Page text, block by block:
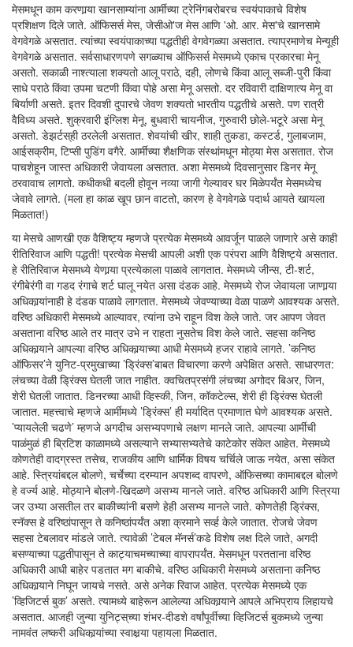
मेसमधून काम करणार्‍या खानसाम्यांना आर्मीच्या ट्रेनिंगबरोबरच स्वयंपाकाचे विशेष
प्रशिक्षण दिले जाते. ऑफिसर्स मेस, जेसीओ'ज मेस आणि 'ओ. आर. मेस'चे खानसामे
वेगवेगळे असतात. त्यांच्या स्वयंपाकाच्या पद्धतीही वेगवेगळ्या असतात. त्याप्रमाणेच मेन्यूही
वेगवेगळे असतात. सर्वसाधारणपणे सगळ्याच ऑफिसर्स मेसमध्ये एकाच प्रकारचा मेनू
असतो. सकाळी नाश्त्याला शक्यतो आलू पराठे, दही, लोणचे किंवा आलू सब्जी-पुरी किंवा
साधे पराठे किंवा उपमा चटणी किंवा पोहे असा मेनू असतो. दर रविवारी दाक्षिणात्य मेनू वा
बिर्याणी असते. इतर दिवशी दुपारचे जेवण शक्यतो भारतीय पद्धतीचे असते. पण रात्री
वैविध्य असते. शुक्रवारी इंग्लिश मेनू, बुधवारी चायनीज, गुरुवारी छोले-भटूरे असा मेनू
असतो. डेझर्टस्‌ही ठरलेली असतात. शेवयांची खीर, शाही तुकडा, कस्टर्ड, गुलाबजाम,
आईसक्रीम, टिप्सी पुडिंग वगैरे. आर्मीच्या शैक्षणिक संस्थांमधून मोठ्या मेस असतात. रोज
पाचशेहून जास्त अधिकारी जेवायला असतात. अशा मेसमध्ये दिवसानुसार डिनर मेनू
ठरवावाच लागतो. कधीकधी बदली होवून नव्या जागी गेल्यावर घर मिळेपर्यंत मेसमध्येच
जेवावे लागते. (मला हा काळ खूप छान वाटतो, कारण हे वेगवेगळे पदार्थ आयते खायला
मिळतात!)
या मेसचे आणखी एक वैशिष्ट्य म्हणजे प्रत्येक मेसमध्ये आवर्जून पाळले जाणारे असे काही
रीतिरिवाज आणि पद्धती! प्रत्येक मेसची आपली अशी एक परंपरा आणि वैशिष्ट्ये असतात.
हे रीतिरिवाज मेसमध्ये येणार्‍या प्रत्येकाला पाळावे लागतात. मेसमध्ये जीन्स, टी-शर्ट,
रंगीबेरंगी वा गडद रंगाचे शर्ट घालू नयेत असा दंडक आहे. मेसमध्ये रोज जेवायला जाणार्‍या
अधिकार्‍यांनाही हे दंडक पाळावे लागतात. मेसमध्ये जेवण्याच्या वेळा पाळणे आवश्यक असते.
वरिष्ठ अधिकारी मेसमध्ये आल्यावर, त्यांना उभे राहून विश केले जाते. जर आपण जेवत
असताना वरिष्ठ आले तर मात्र उभे न राहता नुसतेच विश केले जाते. सहसा कनिष्ठ
अधिकार्‍याने आपल्या वरिष्ठ अधिकार्‍याच्या आधी मेसमध्ये हजर राहावे लागते. ’कनिष्ठ
ऑफिसर’ने युनिट-प्रमुखाच्या ’ड्रिंक्स’बाबत विचारणा करणे अपेक्षित असते. साधारणत:
लंचच्या वेळी ड्रिंक्स घेतली जात नाहीत. क्वचितप्रसंगी लंचच्या अगोदर बिअर, जिन,
शेरी घेतली जातात. डिनरच्या आधी व्हिस्की, जिन, कॉकटेल्स, शेरी ही ड्रिंक्स घेतली
जातात. महत्त्वाचे म्हणजे आर्मीमध्ये ’ड्रिंक्स’ ही मर्यादित प्रमाणात घेणे आवश्यक असते.
’प्यायलेली चढणे’ म्हणजे अगदीच असभ्यपणाचे लक्षण मानले जाते. आपल्या आर्मीची
पाळंमुळं ही ब्रिटिश काळामध्ये असल्याने सभ्यासभ्यतेचे काटेकोर संकेत आहेत. मेसमध्ये
कोणतेही वादग्रस्त तसेच, राजकीय आणि धार्मिक विषय चर्चिले जाऊ नयेत, असा संकेत
आहे. स्त्रियांबद्दल बोलणे, चर्चेच्या दरम्यान अपशब्द वापरणे, ऑफिसच्या कामाबद्दल बोलणे
हे वर्ज्य आहे. मोठ्याने बोलणे-खिदळणे असभ्य मानले जाते. वरिष्ठ अधिकारी आणि स्त्रिया
जर उभ्या असतील तर बाकीच्यांनी बसणे हेही असभ्य मानले जाते. कोणतेही ड्रिंक्स,
स्नॅक्स हे वरिष्ठांपासून ते कनिष्ठांपर्यंत अशा क्रमाने सर्व्ह केले जातात. रोजचे जेवण
सहसा टेबलावर मांडले जाते. त्यावेळी ’टेबल मॅनर्स’कडे विशेष लक्ष दिले जाते, अगदी
बसण्याच्या पद्धतीपासून ते काट्याचमच्याच्या वापरापर्यंत. मेसमधून परतताना वरिष्ठ
अधिकारी आधी बाहेर पडतात मग बाकीचे. वरिष्ठ अधिकारी मेसमध्ये असताना कनिष्ठ
अधिकार्‍याने निघून जायचे नसते. असे अनेक रिवाज आहेत. प्रत्येक मेसमध्ये एक
’व्हिजिटर्स बुक’ असते. त्यामध्ये बाहेरून आलेल्या अधिकार्‍याने आपले अभिप्राय लिहायचे
असतात. आजही जुन्या युनिट्स्‌च्या शंभर-दीडशे वर्षांपूर्वीच्या व्हिजिटर्स बुकमध्ये जुन्या
नामवंत लष्करी अधिकार्‍यांच्या स्वाक्षर्‍या पहायला मिळतात.